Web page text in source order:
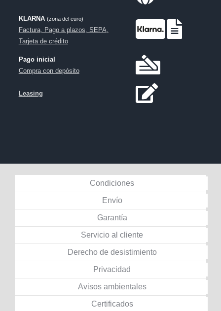
KLARNA (zona del euro)
Factura, Pago a plazos, SEPA,
Tarjeta de crédito
Pago inicial
Compra con depósito
Leasing
Condiciones
Envío
Garantía
Servicio al cliente
Derecho de desistimiento
Privacidad
Avisos ambientales
Certificados